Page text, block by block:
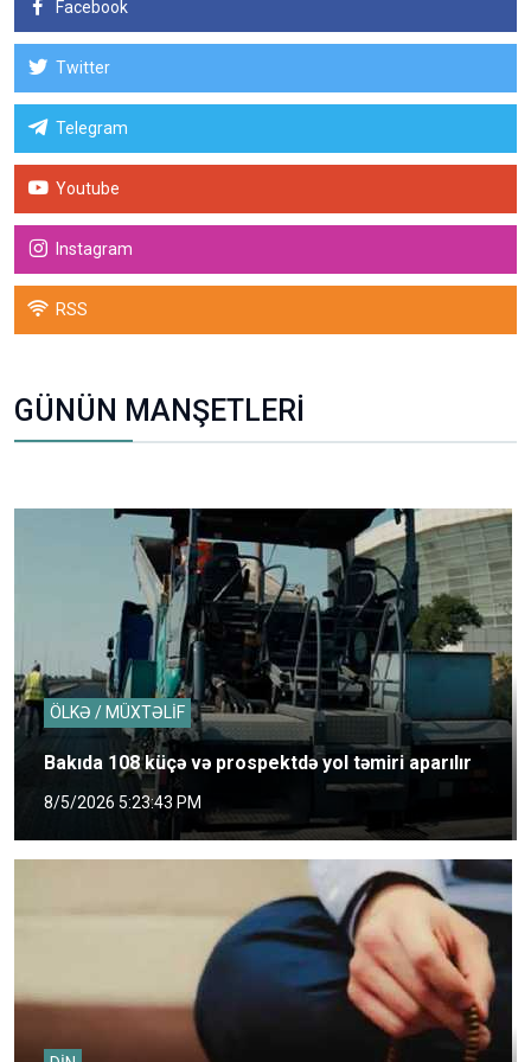
Facebook
Twitter
Telegram
Youtube
Instagram
RSS
GÜNÜN MANŞETLERİ
ÖLKƏ / MÜXTƏLİF
Bakıda 108 küçə və prospektdə yol təmiri aparılır
8/5/2026 5:23:43 PM